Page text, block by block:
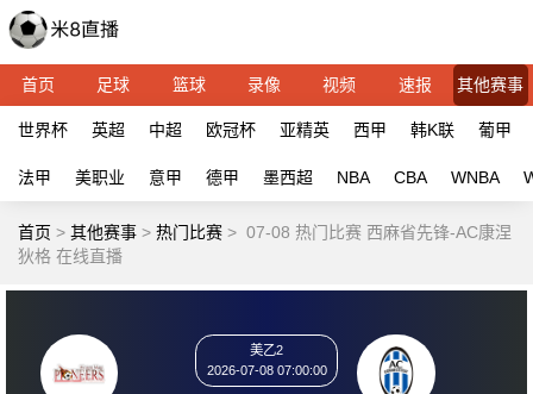
首页 足球 篮球 录像 视频 速报 其他赛事
世界杯 英超 中超 欧冠杯 亚精英 西甲 韩K联 葡甲
法甲 美职业 意甲 德甲 墨西超 NBA CBA WNBA
首页 > 其他赛事 > 热门比赛 > 07-08 热门比赛 西麻省先锋-AC康涅
狄格 在线直播